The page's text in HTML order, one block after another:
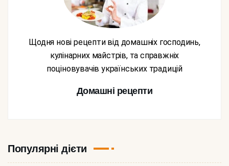
Щодня нові рецепти від домашніх господинь,
кулінарних майстрів, та справжніх
поціновувачів українських традицій
Домашні рецепти
Популярні дієти